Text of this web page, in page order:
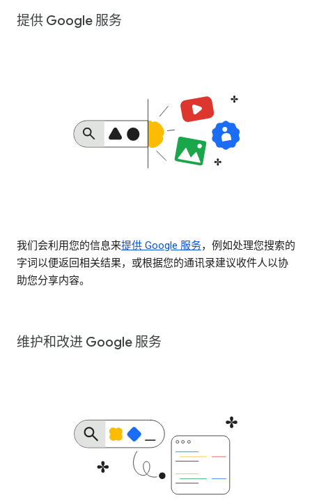
提供 Google 服务
我们会利用您的信息来提供 Google 服务，例如处理您搜索的
字词以便返回相关结果，或根据您的通讯录建议收件人以协
助您分享内容。
维护和改进 Google 服务